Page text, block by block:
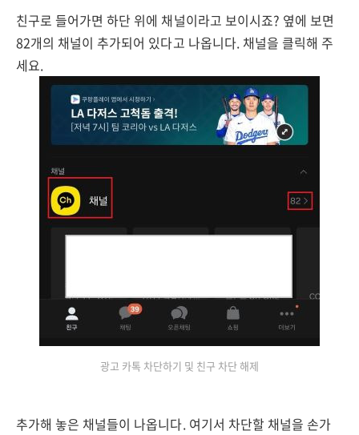
친구로 들어가면 하단 위에 채널이라고 보이시죠? 옆에 보면
82개의 채널이 추가되어 있다고 나옵니다. 채널을 클릭해 주
세요.
광고 카톡 차단하기 및 친구 차단 해제
추가해 놓은 채널들이 나옵니다. 여기서 차단할 채널을 손가